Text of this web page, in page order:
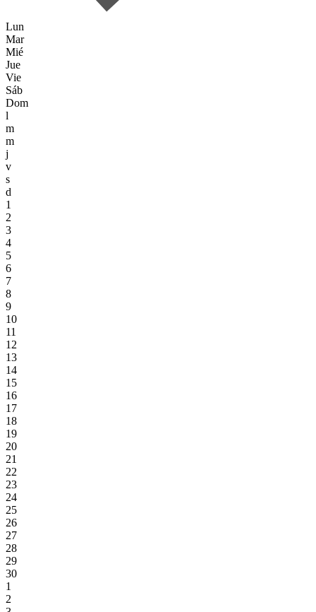
Lun
Mar
Mié
Jue
Vie
Sáb
Dom
l
m
m
j
v
s
d
1
2
3
4
5
6
7
8
9
10
11
12
13
14
15
16
17
18
19
20
21
22
23
24
25
26
27
28
29
30
1
2